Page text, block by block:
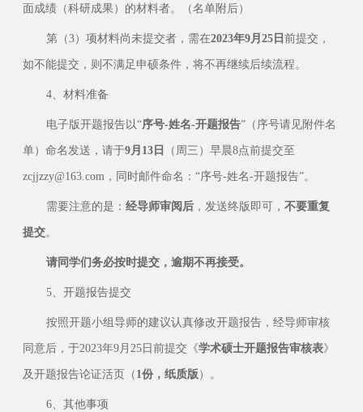
面成绩（科研成果）的材料者。（名单附后）
第（3）项材料尚未提交者，需在2023年9月25日前提交，
如不能提交，则不满足申硕条件，将不再继续后续流程。
4、材料准备
电子版开题报告以“序号-姓名-开题报告”（序号请见附件名
单）命名发送，请于9月13日
（周三）早晨8点前提交至
zcjjzzy@163.com，同时邮件命名：“序号-姓名-开题报告”。
需要注意的是： 经导师审阅后，发送终版即可， 不要重复
提交。
请同学们务必按时提交，逾期不再接受。
5、开题报告提交
按照开题小组导师的建议认真修改开题报告，经导师审核
同意后，于2023年9月25日前提交《学术硕士开题报告审核表》
及开题报告论证活页（1份，纸质版）。
6、其他事项